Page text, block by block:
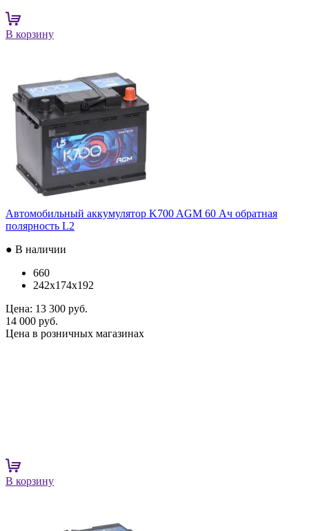
В корзину
Автомобильный аккумулятор K700 AGM 60 Ач обратная
полярность L2
● В наличии
660
242x174x192
Цена: 13 300 руб.
14 000 руб.
Цена в розничных магазинах
В корзину